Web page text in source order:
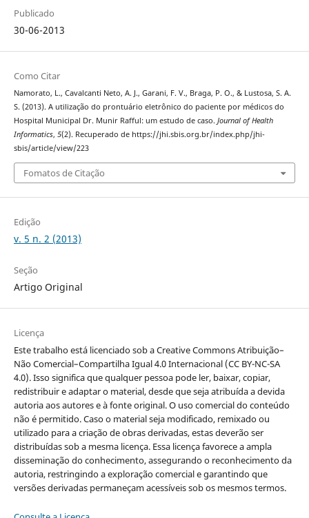
Publicado
30-06-2013
Como Citar
Namorato, L., Cavalcanti Neto, A. J., Garani, F. V., Braga, P. O., & Lustosa, S. A.
S. (2013). A utilização do prontuário eletrônico do paciente por médicos do
Hospital Municipal Dr. Munir Rafful: um estudo de caso. Journal of Health
Informatics, 5(2). Recuperado de https://jhi.sbis.org.br/index.php/jhi-
sbis/article/view/223
Fomatos de Citação
Edição
v. 5 n. 2 (2013)
Seção
Artigo Original
Licença
Este trabalho está licenciado sob a Creative Commons Atribuição–
Não Comercial–Compartilha Igual 4.0 Internacional (CC BY-NC-SA
4.0). Isso significa que qualquer pessoa pode ler, baixar, copiar,
redistribuir e adaptar o material, desde que seja atribuída a devida
autoria aos autores e à fonte original. O uso comercial do conteúdo
não é permitido. Caso o material seja modificado, remixado ou
utilizado para a criação de obras derivadas, estas deverão ser
distribuídas sob a mesma licença. Essa licença favorece a ampla
disseminação do conhecimento, assegurando o reconhecimento da
autoria, restringindo a exploração comercial e garantindo que
versões derivadas permaneçam acessíveis sob os mesmos termos.